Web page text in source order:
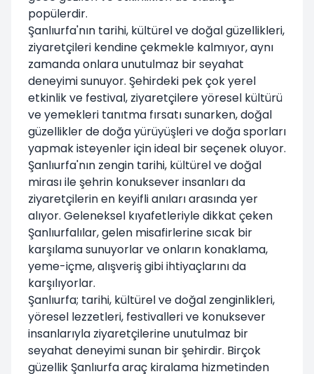
popülerdir.
Şanlıurfa'nın tarihi, kültürel ve doğal güzellikleri,
ziyaretçileri kendine çekmekle kalmıyor, aynı
zamanda onlara unutulmaz bir seyahat
deneyimi sunuyor. Şehirdeki pek çok yerel
etkinlik ve festival, ziyaretçilere yöresel kültürü
ve yemekleri tanıtma fırsatı sunarken, doğal
güzellikler de doğa yürüyüşleri ve doğa sporları
yapmak isteyenler için ideal bir seçenek oluyor.
Şanlıurfa'nın zengin tarihi, kültürel ve doğal
mirası ile şehrin konuksever insanları da
ziyaretçilerin en keyifli anıları arasında yer
alıyor. Geleneksel kıyafetleriyle dikkat çeken
Şanlıurfalılar, gelen misafirlerine sıcak bir
karşılama sunuyorlar ve onların konaklama,
yeme-içme, alışveriş gibi ihtiyaçlarını da
karşılıyorlar.
Şanlıurfa; tarihi, kültürel ve doğal zenginlikleri,
yöresel lezzetleri, festivalleri ve konuksever
insanlarıyla ziyaretçilerine unutulmaz bir
seyahat deneyimi sunan bir şehirdir. Birçok
güzellik Şanlıurfa araç kiralama hizmetinden